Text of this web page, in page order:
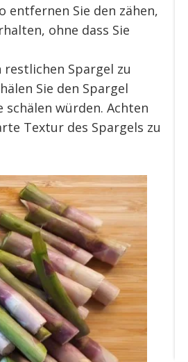
entfernen Sie den zähen,
ohne dass Sie
Spargel zu
Sie den Spargel
würden. Achten
Textur des Spargels zu